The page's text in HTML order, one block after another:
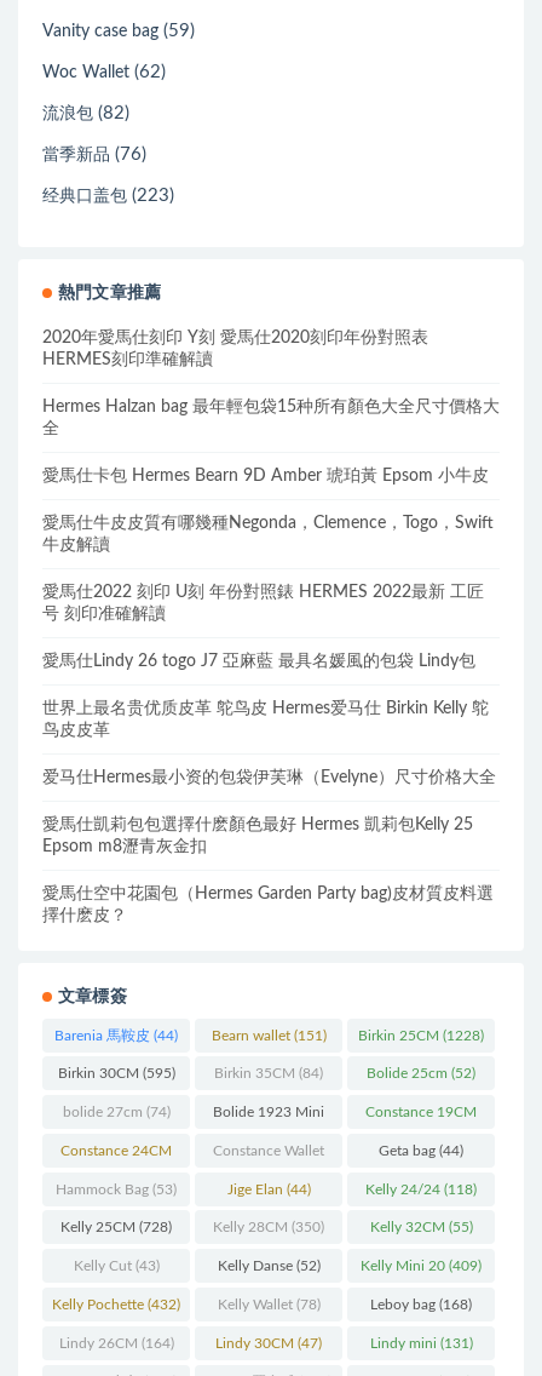
Vanity case bag (59)
Woc Wallet (62)
流浪包 (82)
當季新品 (76)
经典口盖包 (223)
熱門文章推薦
2020年愛馬仕刻印 Y刻 愛馬仕2020刻印年份對照表
HERMES刻印準確解讀
Hermes Halzan bag 最年輕包袋15种所有顏色大全尺寸價格大
全
愛馬仕卡包 Hermes Bearn 9D Amber 琥珀黃 Epsom 小牛皮
愛馬仕牛皮皮質有哪幾種Negonda，Clemence，Togo，Swift
牛皮解讀
愛馬仕2022 刻印 U刻 年份對照錶 HERMES 2022最新 工匠
号 刻印准確解讀
愛馬仕Lindy 26 togo J7 亞麻藍 最具名媛風的包袋 Lindy包
世界上最名贵优质皮革 鸵鸟皮 Hermes爱马仕 Birkin Kelly 鸵
鸟皮皮革
爱马仕Hermes最小资的包袋伊芙琳（Evelyne）尺寸价格大全
愛馬仕凱莉包包選擇什麽顏色最好 Hermes 凱莉包Kelly 25
Epsom m8瀝青灰金扣
愛馬仕空中花園包（Hermes Garden Party bag)皮材質皮料選
擇什麽皮？
文章標簽
Barenia 馬鞍皮 (44) Bearn wallet(151) Birkin 25CM (1228)
Birkin 30CM (595) Birkin 35CM (84) Bolide 25cm (52)
bolide 27cm (74) Bolide 1923 Mini
(93)
Constance 19CM
(571)
Constance 24CM
(216)
Constance Wallet
(60)
Geta bag (44)
Hammock Bag (53) Jige Elan (44) Kelly 24/24 (118)
Kelly 25CM (728) Kelly 28CM (350) Kelly 32CM (55)
Kelly Cut(43) Kelly Danse(52) Kelly Mini 20 (409)
Kelly Pochette (432) Kelly Wallet(78) Leboy bag (168)
Lindy 26CM (164) Lindy 30CM (47) Lindy mini (131)